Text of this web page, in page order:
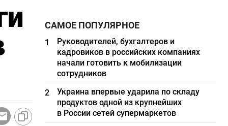
САМОЕ ПОПУЛЯРНОЕ
1
Руководителей, бухгалтеров и
кадровиков в российских компаниях
начали готовить к мобилизации
сотрудников
2
Украина впервые ударила по складу
продуктов одной из крупнейших
в России сетей супермаркетов